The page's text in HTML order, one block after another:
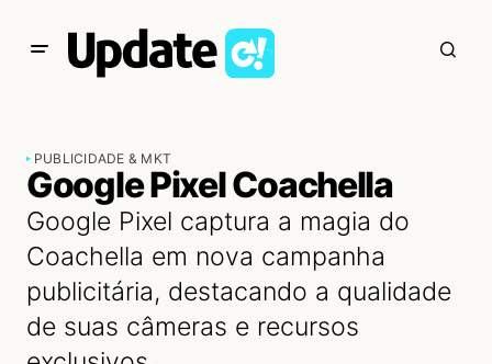
PUBLICIDADE & MKT
Google Pixel Coachella
Google Pixel captura a magia do
Coachella em nova campanha
publicitária, destacando a qualidade
de suas câmeras e recursos